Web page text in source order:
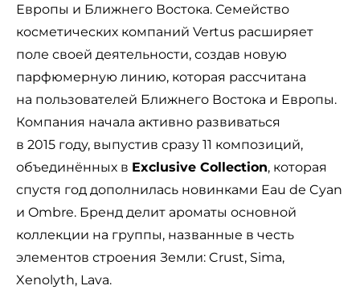
Европы и Ближнего Востока. Семейство
косметических компаний Vertus расширяет
поле своей деятельности, создав новую
парфюмерную линию, которая рассчитана
на пользователей Ближнего Востока и Европы.
Компания начала активно развиваться
в 2015 году, выпустив сразу 11 композиций,
объединённых в Exclusive Collection, которая
спустя год дополнилась новинками Eau de Cyan
и Ombre. Бренд делит ароматы основной
коллекции на группы, названные в честь
элементов строения Земли: Crust, Sima,
Xenolyth, Lava.